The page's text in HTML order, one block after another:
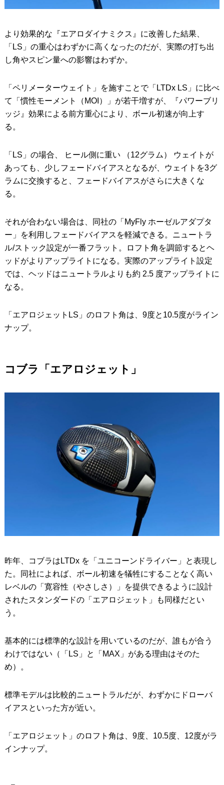
より効果的な『エアロダイナミクス』に改善した結果、
「LS」の重心はわずかに高くなったのだが、実際の打ち出
し角やスピン量への影響はわずか。
「ペリメーターウェイト」を施すことで「LTDx LS」に比べ
て「慣性モーメント（MOI）」が若干増すが、『パワーブリ
ッジ』効果による前方重心により、ボール初速が向上す
る。
「LS」の場合、 ヒール側に重い （12グラム） ウェイトが
あっても、少しフェードバイアスとなるが、ウェイトを3グ
ラムに交換すると、フェードバイアスがさらに大きくな
る。
それが合わない場合は、同社の「MyFly ホーゼルアダプタ
ー」を利用しフェードバイアスを軽減できる。ニュートラ
ル/ストック設定が一番フラット。ロフト角を調節するとヘ
ッドがよりアップライトになる。実際のアップライト設定
では、ヘッドはニュートラルよりも約 2.5 度アップライトに
なる。
「エアロジェットLS」のロフト角は、9度と10.5度がライン
ナップ。
コブラ「エアロジェット」
昨年、コブラはLTDx を「ユニコーンドライバー」と表現し
た。同社によれば、ボール初速を犠牲にすることなく高い
レベルの「寛容性（やさしさ）」を提供できるように設計
されたスタンダードの「エアロジェット」も同様だとい
う。
基本的には標準的な設計を用いているのだが、誰もが合う
わけではない（「LS」と「MAX」がある理由はそのた
め）。
標準モデルは比較的ニュートラルだが、わずかにドローバ
イアスといった方が近い。
「エアロジェット」のロフト角は、9度、10.5度、12度がラ
インナップ。